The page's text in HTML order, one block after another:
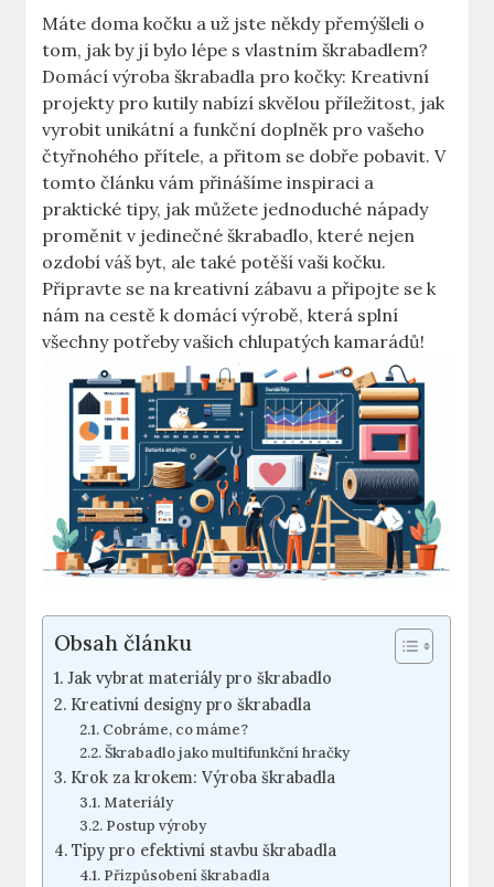
Máte doma kočku a už jste někdy přemýšleli o
tom, jak by jí bylo lépe s vlastním škrabadlem?
Domácí výroba škrabadla pro kočky: Kreativní
projekty pro kutily nabízí skvělou příležitost, jak
vyrobit unikátní a funkční doplněk pro vašeho
čtyřnohého přítele, a přitom se dobře pobavit. V
tomto článku vám přinášíme inspiraci a
praktické tipy, jak můžete jednoduché nápady
proměnit v jedinečné škrabadlo, které nejen
ozdobí váš byt, ale také potěší vaši kočku.
Připravte se na kreativní zábavu a připojte se k
nám na cestě k domácí výrobě, která splní
všechny potřeby vašich chlupatých kamarádů!
Obsah článku
Jak vybrat materiály pro škrabadlo
Kreativní designy pro škrabadla
Cobráme, co máme?
Škrabadlo jako multifunkční hračky
Krok za krokem: Výroba škrabadla
Materiály
Postup výroby
Tipy pro efektivní stavbu škrabadla
Přizpůsobení škrabadla